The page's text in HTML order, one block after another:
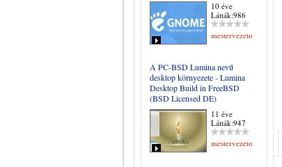
10 éve
Látták:986
mestervezeto
A PC-BSD Lumina nevű
desktop környezete - Lumina
Desktop Build in FreeBSD
(BSD Licensed DE)
11 éve
Látták:947
mestervezeto